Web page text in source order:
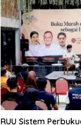
RUU Sistem